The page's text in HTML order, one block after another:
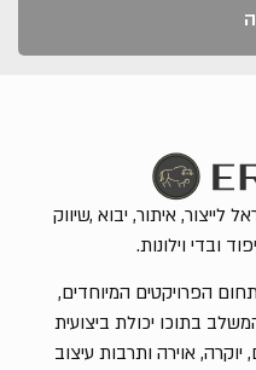
איתור, יבוא ,שיווק
ובדי וילונות.
הפרויקטים המיוחדים,
בתוכו יכולת ביצועית
אוירה ותרבות עיצוב